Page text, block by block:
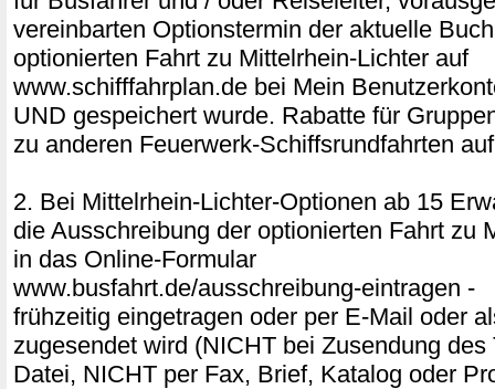
vereinbarten Optionstermin der aktuelle
optionierten Fahrt zu Mittelrhein-Lichter auf
www.schifffahrplan.de bei Mein
UND gespeichert wurde. Rabatte für
zu anderen Feuerwerk-Schiffsrundfahrten
2. Bei Mittelrhein-Lichter-Optionen ab 15
die Ausschreibung der optionierten Fahrt zu
in das Online-Formular
www.busfahrt.de/ausschreibung-eintragen -
frühzeitig eingetragen oder per E-Mail oder
zugesendet wird (NICHT bei Zusendung des
Datei, NICHT per Fax, Brief, Katalog oder